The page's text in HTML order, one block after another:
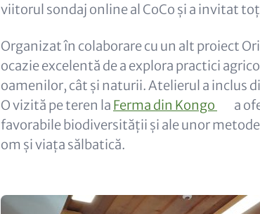
viitorul sondaj online al CoCo și a invitat
Organizat în colaborare cu un alt proiect
ocazie excelentă de a explora practici
oamenilor, cât și naturii. Atelierul a inclus
O vizită pe teren la Ferma din Kongo
a
favorabile biodiversității și ale unor
om și viața sălbatică.
Media